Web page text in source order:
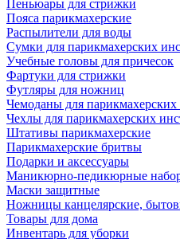
Пеньюары для стрижки
Пояса парикмахерские
Распылители для воды
Сумки для парикмахерских
Учебные головы для причесок
Фартуки для стрижки
Футляры для ножниц
Чемоданы для парикмахерских
Чехлы для парикмахерских
Штативы парикмахерские
Парикмахерские бритвы
Подарки и аксессуары
Маникюрно-педикюрные
Маски защитные
Ножницы канцелярские,
Товары для дома
Инвентарь для уборки